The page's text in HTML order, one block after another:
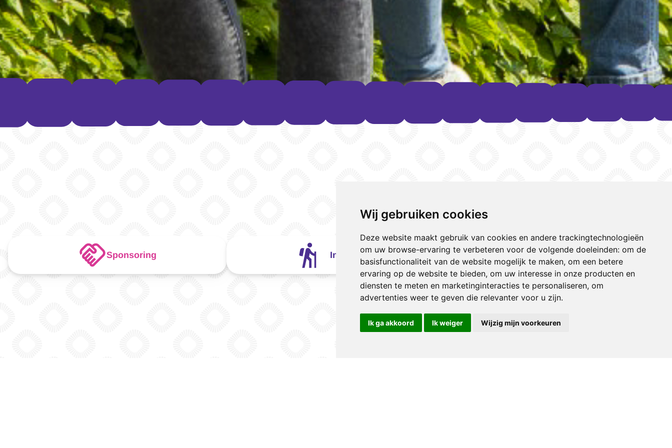
Wij gebruiken cookies
Deze website maakt gebruik van cookies en andere trackingtechnologieën
om uw browse-ervaring te verbeteren voor de volgende doeleinden: om de
basisfunctionaliteit van de website mogelijk te maken, om een betere
ervaring op de website te bieden, om uw interesse in onze producten en
diensten te meten en marketinginteracties te personaliseren, om
advertenties weer te geven die relevanter voor u zijn.
Ik ga akkoord Ik weiger Wijzig mijn voorkeuren
Sponsoring Inschrijven Route